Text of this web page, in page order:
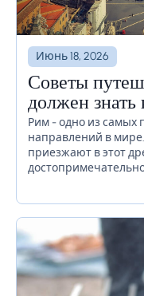
Июнь 18, 2026
Советы
должен
прежде чем
Рим - одно из самых
направлений в
приезжают в этот
Если вы